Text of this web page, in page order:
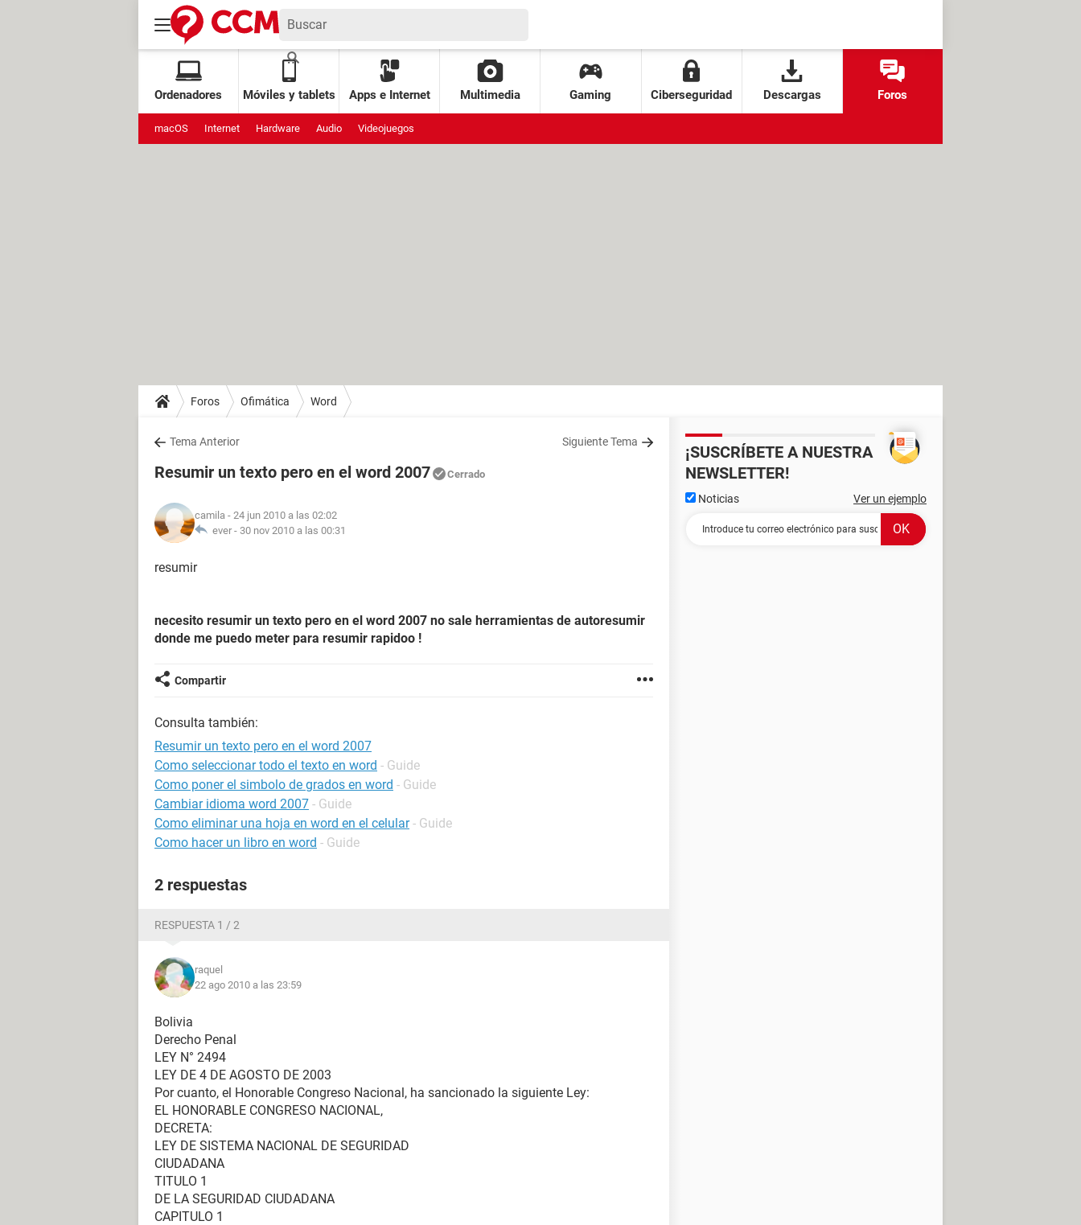
Ordenadores Móviles y tablets Apps e Internet Multimedia Gaming Ciberseguridad Descargas Foros
macOS Internet Hardware Audio Videojuegos
Foros Ofimática Word
Tema Anterior Siguiente Tema
Resumir un texto pero en el word 2007 Cerrado
camila - 24 jun 2010 a las 02:02
ever - 30 nov 2010 a las 00:31
resumir
necesito resumir un texto pero en el word 2007 no sale herramientas de autoresumir
donde me puedo meter para resumir rapidoo !
Compartir
Consulta también:
Resumir un texto pero en el word 2007
Como seleccionar todo el texto en word - Guide
Como poner el simbolo de grados en word - Guide
Cambiar idioma word 2007 - Guide
Como eliminar una hoja en word en el celular - Guide
Como hacer un libro en word - Guide
2 respuestas
RESPUESTA 1 / 2
raquel
22 ago 2010 a las 23:59
Bolivia
Derecho Penal
LEY N° 2494
LEY DE 4 DE AGOSTO DE 2003
Por cuanto, el Honorable Congreso Nacional, ha sancionado la siguiente Ley:
EL HONORABLE CONGRESO NACIONAL,
DECRETA:
LEY DE SISTEMA NACIONAL DE SEGURIDAD
CIUDADANA
TITULO 1
DE LA SEGURIDAD CIUDADANA
CAPITULO 1
¡SUSCRÍBETE A NUESTRA
NEWSLETTER!
Noticias Ver un ejemplo